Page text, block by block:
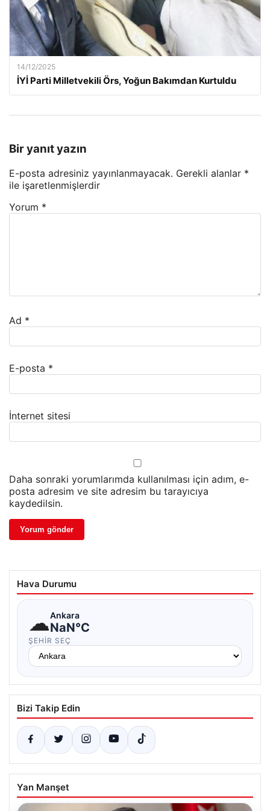
14/12/2025
İYİ Parti Milletvekili Örs, Yoğun Bakımdan Kurtuldu
Bir yanıt yazın
E-posta adresiniz yayınlanmayacak. Gerekli alanlar *
ile işaretlenmişlerdir
Yorum *
Ad *
E-posta *
İnternet sitesi
Daha sonraki yorumlarımda kullanılması için adım, e-
posta adresim ve site adresim bu tarayıcıya
kaydedilsin.
Hava Durumu
☁Ankara
NaN°C
ŞEHIR SEÇ
Bizi Takip Edin
Yan Manşet